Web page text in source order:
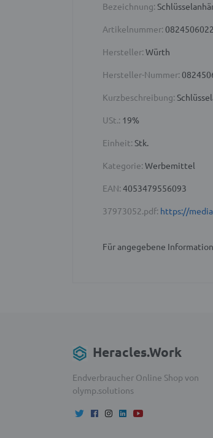
Bezeichnung:
Artikelnummer:
Hersteller: Würth
Hersteller-Nummer:
Kurzbeschreibung:
USt.: 19%
Einheit: Stk.
Kategorie: Werbemittel
EAN: 4053479556093
37973052.pdf: https://
Für angegebene
Heracles.Work
Endverbraucher Online Shop von
olymp.solutions